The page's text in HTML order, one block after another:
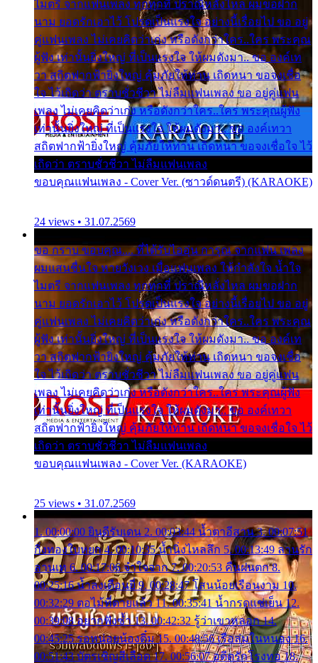
ไมตรี จากแฟนเพลง ทุกทุกที่ ปราณีหลั่งไหล ผมขอฝาก
นาม ยอดรักเอาไว้ โปรดเป็นแรงใจ อย่างนี้เรื่อยไป ขอ อยู่
คู่แฟนเพลง ไม่เคยคิดว่าเก่ง หรือดังกว่าใคร..ใคร พระคุณ
ผู้ฟัง เท่านั้นยิ่งใหญ่ ที่เป็นแรงใจ ให้ผมดังมา.. ขอ องค์เท
วา สถิตฟากฟ้ายิ่งใหญ่ คุ้มภัยให้ท่าน เถิดหนา ขอจงเชื่อ
ใจ ไว้เถิดว่า ตราบชั่วชีวา ไม่ลืมแฟนเพลง ขอ อยู่คู่แฟน
เพลง ไม่เคยคิดว่าเก่ง หรือดังกว่าใคร..ใคร พระคุณผู้ฟัง
เท่านั้นยิ่งใหญ่ ที่เป็นแรงใจ ให้ผมดังมา.. ขอ องค์เทวา
สถิตฟากฟ้ายิ่งใหญ่ คุ้มภัยให้ท่าน เถิดหนา ขอจงเชื่อใจ ไว้
เถิดว่า ตราบชั่วชีวา ไม่ลืมแฟนเพลง
ขอบคุณแฟนเพลง - Cover Ver. (ซาวด์ดนตรี) (KARAOKE)
24 views • 31.07.2569
ขอ กราบ ขอบคุณ.... ที่ได้รับไออุ่น การุณ จากแฟน เพลง
ผมแสนชื่นใจ หายวังเวง เมื่อแฟนเพลง ให้กำลังใจ น้ำใจ
ไมตรี จากแฟนเพลง ทุกทุกที่ ปราณีหลั่งไหล ผมขอฝาก
นาม ยอดรักเอาไว้ โปรดเป็นแรงใจ อย่างนี้เรื่อยไป ขอ อยู่
คู่แฟนเพลง ไม่เคยคิดว่าเก่ง หรือดังกว่าใคร..ใคร พระคุณ
ผู้ฟัง เท่านั้นยิ่งใหญ่ ที่เป็นแรงใจ ให้ผมดังมา.. ขอ องค์เท
วา สถิตฟากฟ้ายิ่งใหญ่ คุ้มภัยให้ท่าน เถิดหนา ขอจงเชื่อ
ใจ ไว้เถิดว่า ตราบชั่วชีวา ไม่ลืมแฟนเพลง ขอ อยู่คู่แฟน
เพลง ไม่เคยคิดว่าเก่ง หรือดังกว่าใคร..ใคร พระคุณผู้ฟัง
เท่านั้นยิ่งใหญ่ ที่เป็นแรงใจ ให้ผมดังมา.. ขอ องค์เทวา
สถิตฟากฟ้ายิ่งใหญ่ คุ้มภัยให้ท่าน เถิดหนา ขอจงเชื่อใจ ไว้
เถิดว่า ตราบชั่วชีวา ไม่ลืมแฟนเพลง
ขอบคุณแฟนเพลง - Cover Ver. (KARAOKE)
25 views • 31.07.2569
1. 00:00:00 ยินดีรับเดน 2. 00:03:44 น้ำตาอีสาน 3. 00:07:51
กิ่งทองใบหยก 4. 00:10:35 น้ำนิ่งไหลลึก 5. 00:13:49 ลานรัก
ลานเท 6. 00:17:06 จำใจจาก 7. 00:20:53 คืนฝนตก 8.
00:25:16 น้ำลงเดือนยี่ 9. 00:28:47 โสนน้อยเรือนงาม 10.
00:32:29 ตอไม้ที่ตายแล้ว 11. 00:35:41 น้ำกรดแช่เย็น 12.
00:39:08 อยากฟังซ้ำ 13. 00:42:32 รู้ว่าเขาหลอก 14.
00:45:25 รอหน่อยน้องติ๋ม 15. 00:48:56 เรือล่มในหนอง 16.
00:51:43 บัตรเชิญสีเลือด 17. 00:56:07 อดีตรักโรงทอ 18.